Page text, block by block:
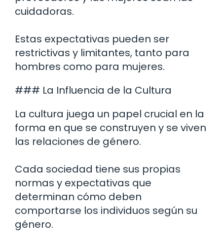
cuidadoras.
Estas expectativas pueden ser
restrictivas y limitantes, tanto para
hombres como para mujeres.
### La Influencia de la Cultura
La cultura juega un papel crucial en la
forma en que se construyen y se viven
las relaciones de género.
Cada sociedad tiene sus propias
normas y expectativas que
determinan cómo deben
comportarse los individuos según su
género.